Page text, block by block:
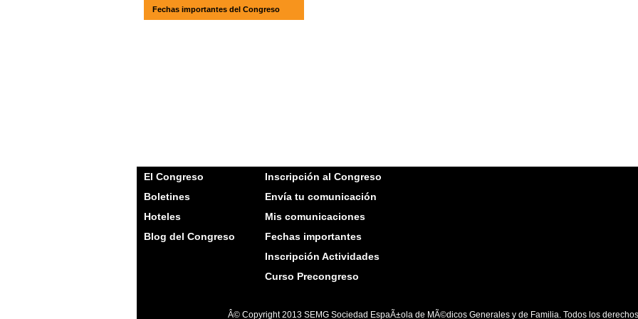
Fechas importantes del Congreso
El Congreso
Boletines
Hoteles
Blog del Congreso
Inscripción al Congreso
Envía tu comunicación
Mis comunicaciones
Fechas importantes
Inscripción Actividades
Curso Precongreso
Â© Copyright 2013 SEMG Sociedad EspaÃ±ola de MÃ©dicos Generales y de Familia. Todos los